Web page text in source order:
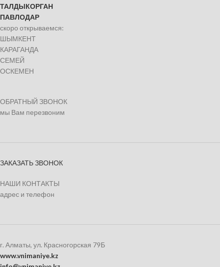
ТАЛДЫКОРГАН
ПАВЛОДАР
скоро открываемся:
ШЫМКЕНТ
КАРАГАНДА
СЕМЕЙ
ОСКЕМЕН
ОБРАТНЫЙ ЗВОНОК
мы Вам перезвоним
ЗАКАЗАТЬ ЗВОНОК
НАШИ КОНТАКТЫ
адрес и телефон
г. Алматы, ул. Красногорская 79Б
www.vnimaniye.kz